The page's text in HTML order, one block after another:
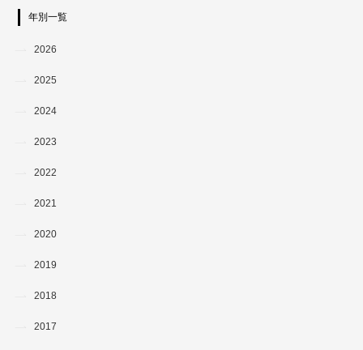
年別一覧
2026
2025
2024
2023
2022
2021
2020
2019
2018
2017